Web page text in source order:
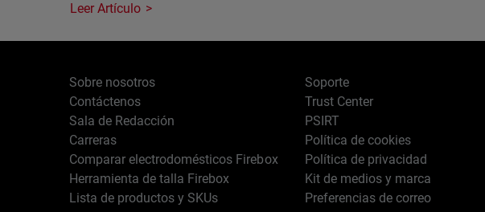
Leer Artículo
Sobre nosotros
Contáctenos
Sala de Redacción
Carreras
Comparar electrodomésticos Firebox
Herramienta de talla Firebox
Lista de productos y SKUs
Soporte
Trust Center
PSIRT
Política de cookies
Política de privacidad
Kit de medios y marca
Preferencias de correo